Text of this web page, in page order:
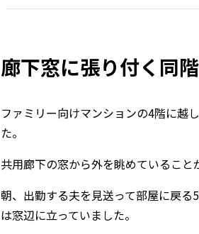
廊下窓に張り付く同
ファミリー向けマンションの4階に越
た。
共用廊下の窓から外を眺めていること
朝、出勤する夫を見送って部屋に戻
は窓辺に立っていました。